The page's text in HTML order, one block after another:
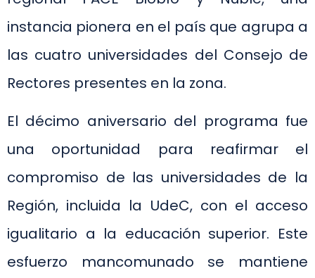
instancia pionera en el país que agrupa a
las cuatro universidades del Consejo de
Rectores presentes en la zona.
El décimo aniversario del programa fue
una oportunidad para reafirmar el
compromiso de las universidades de la
Región, incluida la UdeC, con el acceso
igualitario a la educación superior. Este
esfuerzo mancomunado se mantiene